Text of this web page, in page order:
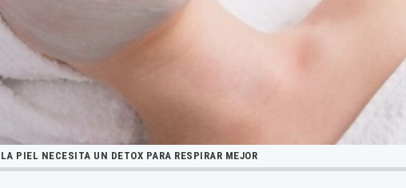
LA PIEL NECESITA UN DETOX PARA RESPIRAR MEJOR